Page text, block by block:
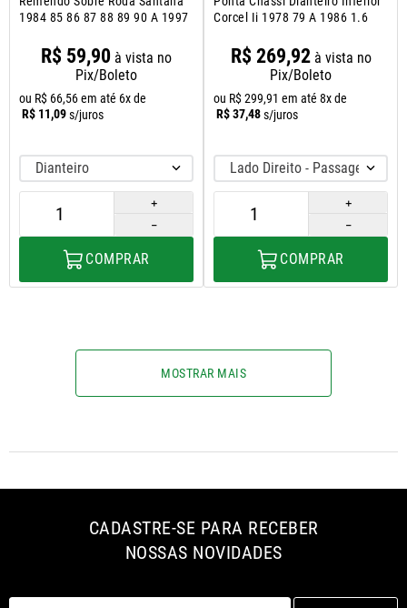
1984 85 86 87 88 89 90 A 1997
R$ 59,90 à vista no
Pix/Boleto
ou R$ 66,56em até 6x de
R$ 11,09s/juros
Dianteiro
＋
－
COMPRAR
Corcel Ii 1978 79 A 1986 1.6
R$ 269,92à vista no
Pix/Boleto
ou R$299,91 em até 8x de
R$37,48s/juros
Lado Direito - Passageiro
＋
－
COMPRAR
MOSTRAR MAIS
CADASTRE-SE PARA RECEBER
NOSSAS NOVIDADES